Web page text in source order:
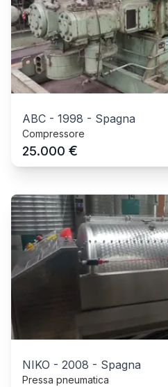
ABC - 1998 - Spagna
Compressore
25.000 €
NIKO - 2008 - Spagna
Pressa pneumatica